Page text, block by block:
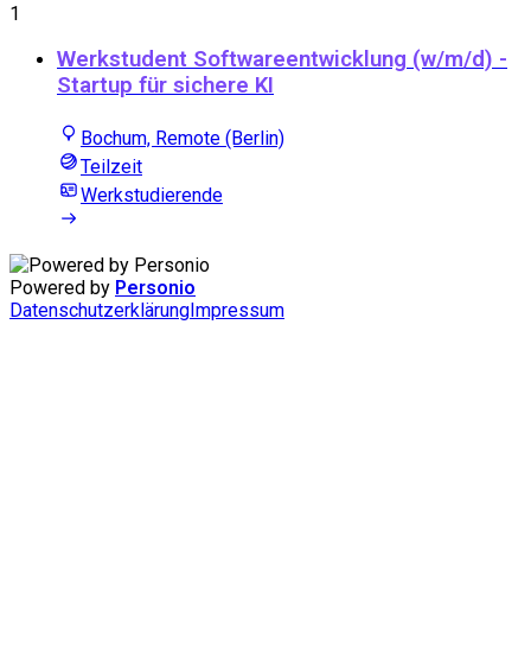
1
Werkstudent Softwareentwicklung (w/m/d) -
Startup für sichere KI
Bochum, Remote (Berlin)
Teilzeit
Werkstudierende
Powered by Personio
DatenschutzerklärungImpressum